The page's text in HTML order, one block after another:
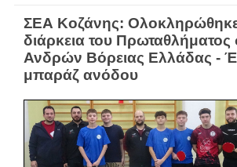
ΣΕΑ Κοζάνης:
διάρκεια του
Ανδρών Βόρειας Ελλάδας -
μπαράζ ανόδου